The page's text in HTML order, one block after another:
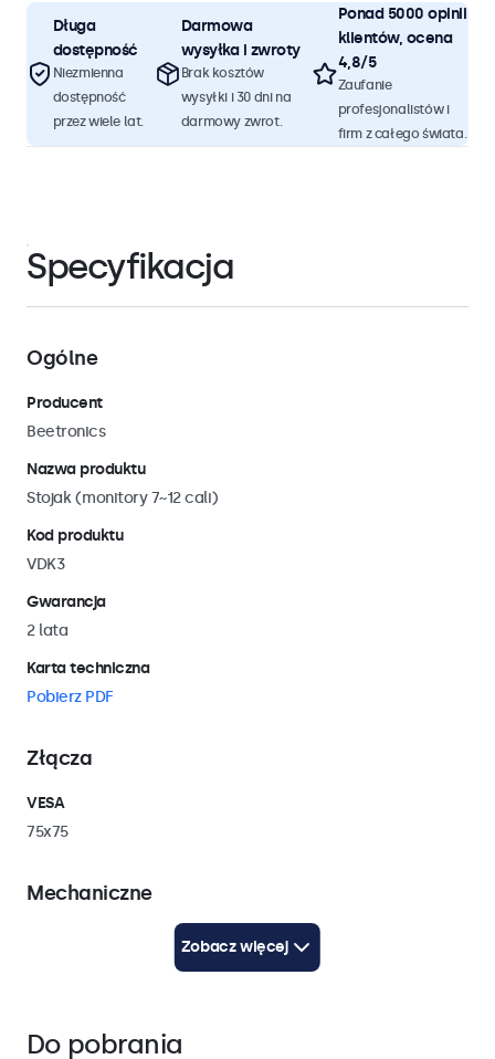
Długa
dostępność
Niezmienna
dostępność
przez wiele lat.
Darmowa
wysyłka i zwroty
Brak kosztów
wysyłki i 30 dni na
darmowy zwrot.
Ponad 5000 opinii
klientów, ocena
4,8/5
Zaufanie
profesjonalistów i
firm z całego świata.
Specyfikacja
Ogólne
Producent
Beetronics
Nazwa produktu
Stojak (monitory 7~12 cali)
Kod produktu
VDK3
Gwarancja
2 lata
Karta techniczna
Pobierz PDF
Złącza
VESA
75x75
Mechaniczne
Czarny
Zobacz więcej
Do pobrania